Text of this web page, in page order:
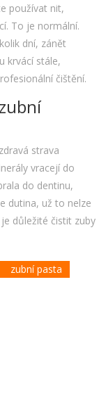
používat nit,
To je normální.
dní, zánět
krvácí stále,
čištění.
strava
vracejí do
do dentinu,
dutina, už to nelze
důležité čistit zuby
zubní pasta